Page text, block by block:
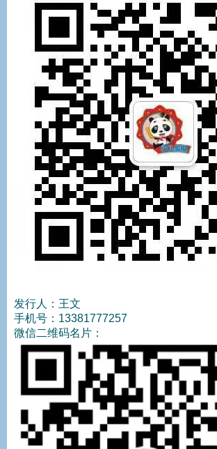
发行人：王文
手机号：13381777257
微信二维码名片：